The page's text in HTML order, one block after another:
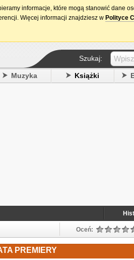
15. urodziny DataPremiery.pl
Szukaj:
Muzyka Książki
Oceń:
PREMIERY
informacje, które mogą stanowić dane
Więcej informacji znajdziesz w Polityce